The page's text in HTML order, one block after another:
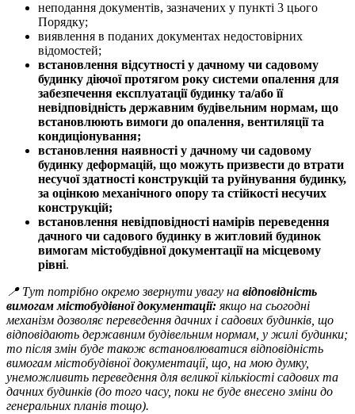
неподання документів, зазначених у пункті 3 цього
Порядку;
виявлення в поданих документах недостовірних
відомостей;
встановлення відсутності у дачному чи садовому
будинку діючої протягом року системи опалення для
забезпечення експлуатації будинку та/або її
невідповідність державним будівельним нормам, що
встановлюють вимоги до опалення, вентиляції та
кондиціонування;
встановлення наявності у дачному чи садовому
будинку деформацій, що можуть призвести до втрати
несучої здатності конструкцій та руйнування будинку,
за оцінкою механічного опору та стійкості несучих
конструкцій;
встановлення невідповідності намірів переведення
дачного чи садового будинку в житловий будинок
вимогам містобудівної документації на місцевому
рівні.
📍 Тут потрібно окремо звернути увагу на відповідність
вимогам містобудівної документації: якщо на сьогодні
механізм дозволяє переведення дачних і садових будинків, що
відповідають державним будівельним нормам, у жилі будинки;
то після змін буде також встановлюватися відповідність
вимогам містобудівної документації, що, на мою думку,
унеможливить переведення для великої кількіості садових та
дачних будинків (до того часу, поки не буде внесено зміни до
генеральних планів тощо).